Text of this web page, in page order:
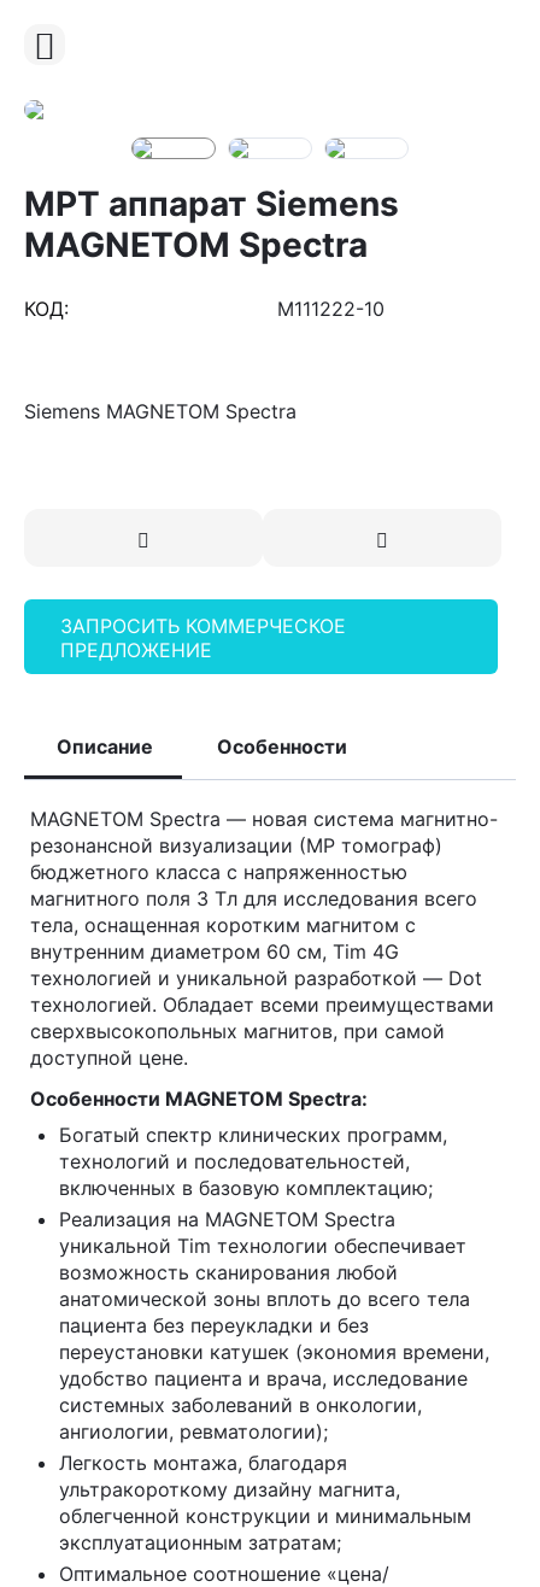
МРТ аппарат Siemens
MAGNETOM Spectra
КОД: M111222-10
Siemens MAGNETOM Spectra
ЗАПРОСИТЬ КОММЕРЧЕСКОЕ
ПРЕДЛОЖЕНИЕ
Описание Особенности
MAGNETOM Spectra — новая система магнитно-
резонансной визуализации (МР томограф)
бюджетного класса с напряженностью
магнитного поля 3 Тл для исследования всего
тела, оснащенная коротким магнитом с
внутренним диаметром 60 см, Tim 4G
технологией и уникальной разработкой — Dot
технологией. Обладает всеми преимуществами
сверхвысокопольных магнитов, при самой
доступной цене.
Особенности MAGNETOM Spectra:
Богатый спектр клинических программ,
технологий и последовательностей,
включенных в базовую комплектацию;
Реализация на MAGNETOM Spectra
уникальной Tim технологии обеспечивает
возможность сканирования любой
анатомической зоны вплоть до всего тела
пациента без переукладки и без
переустановки катушек (экономия времени,
удобство пациента и врача, исследование
системных заболеваний в онкологии,
ангиологии, ревматологии);
Легкость монтажа, благодаря
ультракороткому дизайну магнита,
облегченной конструкции и минимальным
эксплуатационным затратам;
Оптимальное соотношение «цена/